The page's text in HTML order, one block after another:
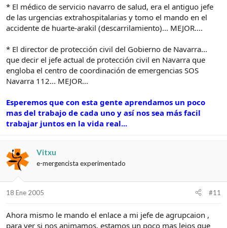
* El médico de servicio navarro de salud, era el antiguo jefe
de las urgencias extrahospitalarias y tomo el mando en el
accidente de huarte-arakil (descarrilamiento)... MEJOR....
* El director de protección civil del Gobierno de Navarra...
que decir el jefe actual de protección civil en Navarra que
engloba el centro de coordinación de emergencias SOS
Navarra 112... MEJOR...
Esperemos que con esta gente aprendamos un poco
mas del trabajo de cada uno y así nos sea más facil
trabajar juntos en la vida real...
Vitxu
e-mergencista experimentado
18 Ene 2005 #11
Ahora mismo le mando el enlace a mi jefe de agrupcaion ,
para ver si nos animamos, estamos un poco mas lejos que